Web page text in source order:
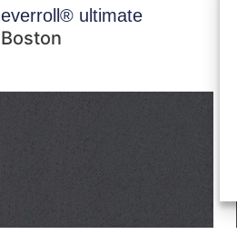
everroll® ultimate
Boston